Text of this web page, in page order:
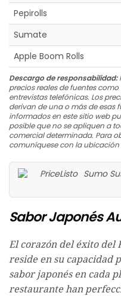
Pepirolls
Sumate
Apple Boom Rolls
Descargo de responsabilidad:
precios reales de fuentes
entrevistas telefónicas. Los
derivan de una o más de esas
informados en este sitio web
posible que no se apliquen a
comercial determinada. Para
comuníquese con la
Sumo
Sabor Japonés
El corazón del éxito del
reside en su capacidad
sabor japonés en cada
restaurante han